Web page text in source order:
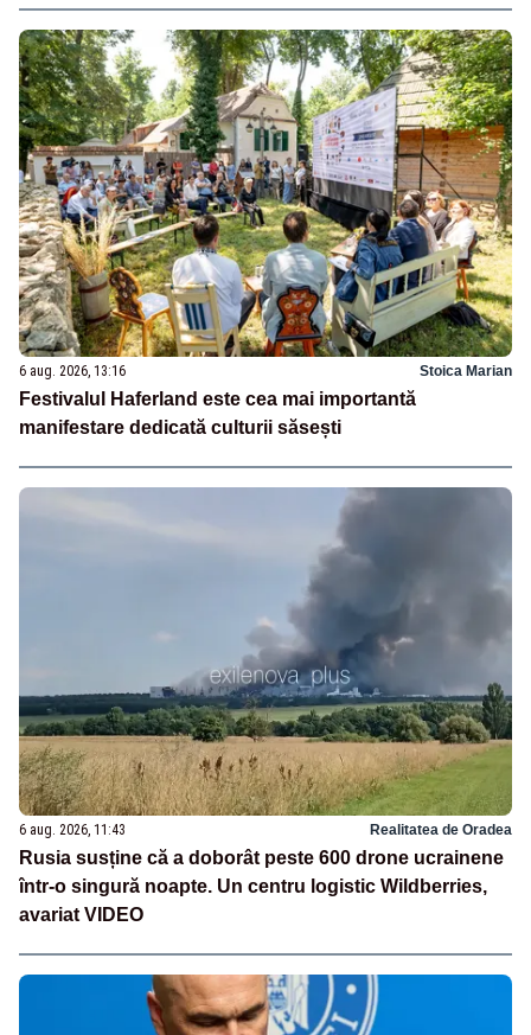
6 aug. 2026, 13:16 Stoica Marian
Festivalul Haferland este cea mai importantă
manifestare dedicată culturii săsești
6 aug. 2026, 11:43 Realitatea de Oradea
Rusia susține că a doborât peste 600 drone ucrainene
într-o singură noapte. Un centru logistic Wildberries,
avariat VIDEO